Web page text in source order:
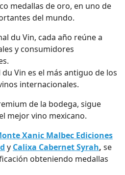
medallas de oro, en uno de
del mundo.
du Vin, cada año reúne a
y consumidores
Vin es el más antiguo de los
internacionales.
de la bodega, sigue
mejor vino mexicano.
Xanic Malbec Ediciones
y Calixa Cabernet Syrah, se
obteniendo medallas